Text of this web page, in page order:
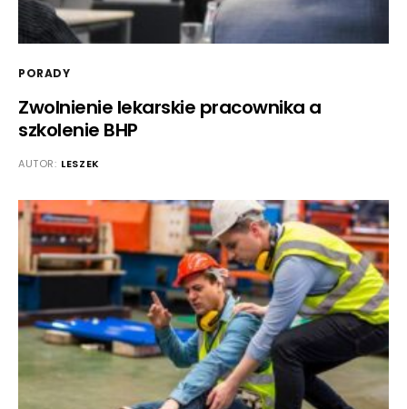
PORADY
Zwolnienie lekarskie pracownika a
szkolenie BHP
AUTOR: LESZEK